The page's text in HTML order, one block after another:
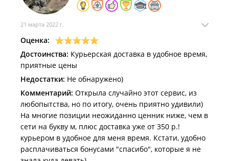
21 марта 2022 г.
Оценка:
Достоинства: Курьерская доставка в удобное время,
приятные цены
Недостатки: Не обнаружено)
Комментарий: Открыла случайно этот сервис, из
любопытства, но по итогу, очень приятно удивили)
На многие позиции неожиданно ценник ниже, чем в
сети на букву м, плюс доставка уже от 350 р.!
курьером в удобное для меня время. Кстати, удобно
расплачиваться бонусами "спасибо", которые я не